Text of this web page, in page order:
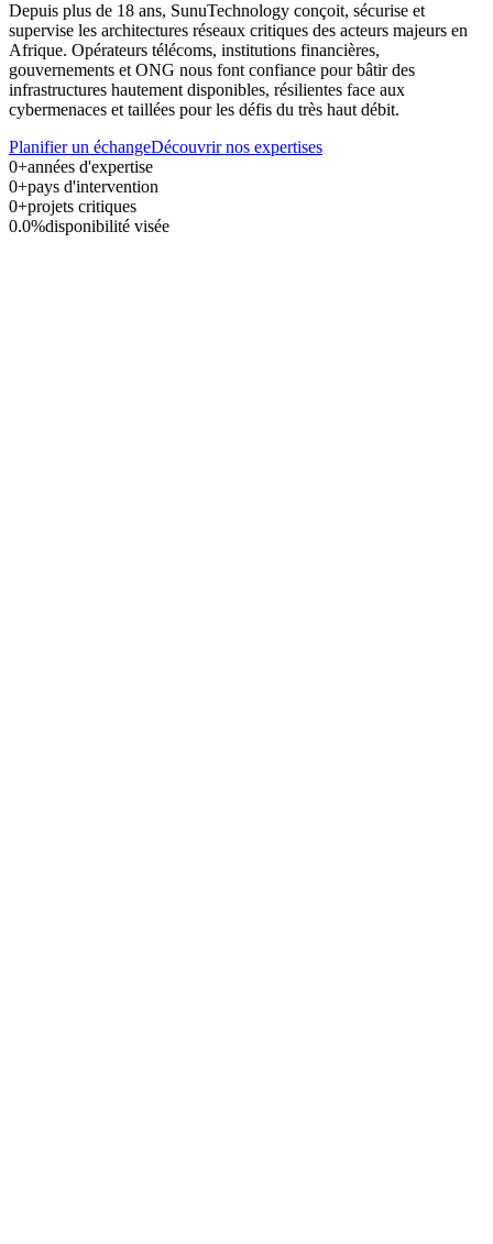
Depuis plus de 18 ans, SunuTechnology conçoit, sécurise et
supervise les architectures réseaux critiques des acteurs majeurs en
Afrique. Opérateurs télécoms, institutions financières,
gouvernements et ONG nous font confiance pour bâtir des
infrastructures hautement disponibles, résilientes face aux
cybermenaces et taillées pour les défis du très haut débit.
Planifier un échangeDécouvrir nos expertises
0+années d'expertise
0+pays d'intervention
0+projets critiques
0.0%disponibilité visée